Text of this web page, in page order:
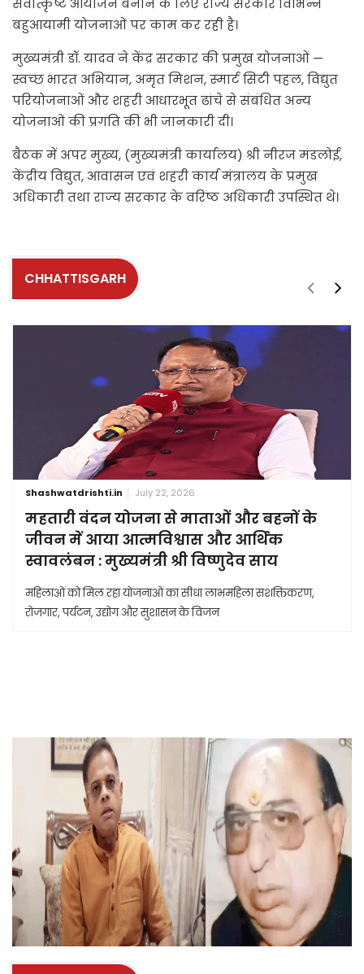
सर्वोत्कृष्ट आयोजन बनाने के लिए राज्य सरकार विभिन्न
बहुआयामी योजनाओं पर काम कर रही है।
मुख्यमंत्री डॉ. यादव ने केंद्र सरकार की प्रमुख योजनाओं —
स्वच्छ भारत अभियान, अमृत मिशन, स्मार्ट सिटी पहल, विद्युत
परियोजनाओं और शहरी आधारभूत ढांचे से संबंधित अन्य
योजनाओं की प्रगति की भी जानकारी दी।
बैठक में अपर मुख्य, (मुख्यमंत्री कार्यालय) श्री नीरज मंडलोई,
केंद्रीय विद्युत, आवासन एवं शहरी कार्य मंत्रालय के प्रमुख
अधिकारी तथा राज्य सरकार के वरिष्ठ अधिकारी उपस्थित थे।
CHHATTISGARH
Shashwatdrishti.in July 22, 2026
महतारी वंदन योजना से माताओं और बहनों के
जीवन में आया आत्मविश्वास और आर्थिक
स्वावलंबन : मुख्यमंत्री श्री विष्णुदेव साय
महिलाओं को मिल रहा योजनाओं का सीधा लाभमहिला सशक्तिकरण,
रोजगार, पर्यटन, उद्योग और सुशासन के विजन